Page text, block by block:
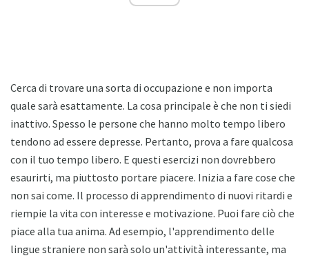
Cerca di trovare una sorta di occupazione e non importa
quale sarà esattamente. La cosa principale è che non ti siedi
inattivo. Spesso le persone che hanno molto tempo libero
tendono ad essere depresse. Pertanto, prova a fare qualcosa
con il tuo tempo libero. E questi esercizi non dovrebbero
esaurirti, ma piuttosto portare piacere. Inizia a fare cose che
non sai come. Il processo di apprendimento di nuovi ritardi e
riempie la vita con interesse e motivazione. Puoi fare ciò che
piace alla tua anima. Ad esempio, l'apprendimento delle
lingue straniere non sarà solo un'attività interessante, ma